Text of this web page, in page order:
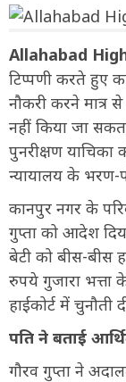
Allahabad
टिप्पणी करते हुए
नौकरी करने
नहीं किया जा
पुनरीक्षण याचिका
न्यायालय के भरण-
कानपुर नगर के
गुप्ता को आदेश
बेटी को बीस-बीस
रुपये गुजारा
हाईकोर्ट में
पति ने बताई
गौरव गुप्ता ने